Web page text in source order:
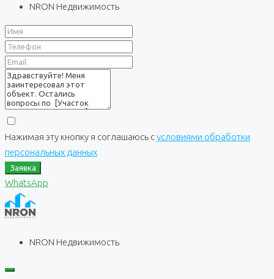
NRON Недвижимость
Нажимая эту кнопку я соглашаюсь сусловиями обработки
персональных данных
Заявка
WhatsApp
NRON Недвижимость